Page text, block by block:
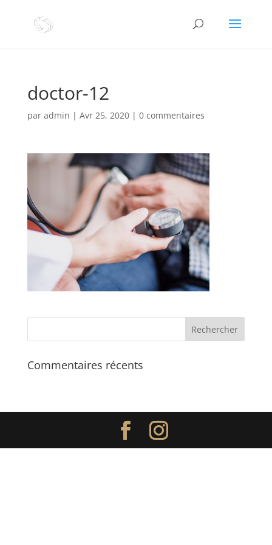
doctor-12
par admin | Avr 25, 2020| 0 commentaires
Commentaires récents